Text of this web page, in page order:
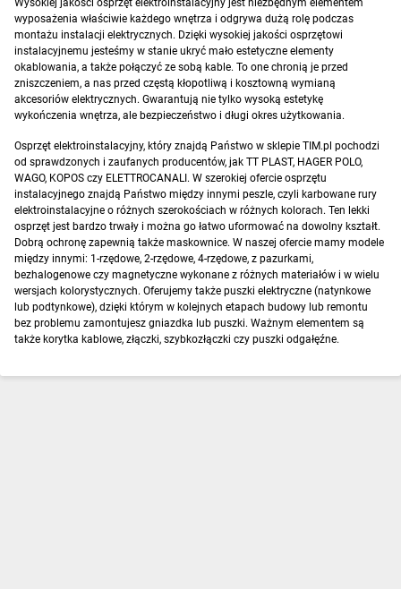
Wysokiej jakości osprzęt elektroinstalacyjny jest niezbędnym elementem
wyposażenia właściwie każdego wnętrza i odgrywa dużą rolę podczas
montażu instalacji elektrycznych. Dzięki wysokiej jakości osprzętowi
instalacyjnemu jesteśmy w stanie ukryć mało estetyczne elementy
okablowania, a także połączyć ze sobą kable. To one chronią je przed
zniszczeniem, a nas przed częstą kłopotliwą i kosztowną wymianą
akcesoriów elektrycznych. Gwarantują nie tylko wysoką estetykę
wykończenia wnętrza, ale bezpieczeństwo i długi okres użytkowania.
Osprzęt elektroinstalacyjny, który znajdą Państwo w sklepie TIM.pl pochodzi
od sprawdzonych i zaufanych producentów, jak TT PLAST, HAGER POLO,
WAGO, KOPOS czy ELETTROCANALI. W szerokiej ofercie osprzętu
instalacyjnego znajdą Państwo między innymi peszle, czyli karbowane rury
elektroinstalacyjne o różnych szerokościach w różnych kolorach. Ten lekki
osprzęt jest bardzo trwały i można go łatwo uformować na dowolny kształt.
Dobrą ochronę zapewnią także maskownice. W naszej ofercie mamy modele
między innymi: 1-rzędowe, 2-rzędowe, 4-rzędowe, z pazurkami,
bezhalogenowe czy magnetyczne wykonane z różnych materiałów i w wielu
wersjach kolorystycznych. Oferujemy także puszki elektryczne (natynkowe
lub podtynkowe), dzięki którym w kolejnych etapach budowy lub remontu
bez problemu zamontujesz gniazdka lub puszki. Ważnym elementem są
także korytka kablowe, złączki, szybkozłączki czy puszki odgałęźne.